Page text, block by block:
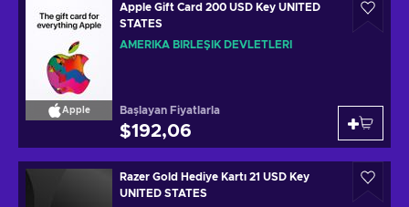
Apple
Apple Gift Card 200 USD Key UNITED
STATES
AMERIKA BIRLEŞIK DEVLETLERI
Başlayan Fiyatlarla
$192,06
Razer Gold Hediye Kartı 21 USD Key
UNITED STATES